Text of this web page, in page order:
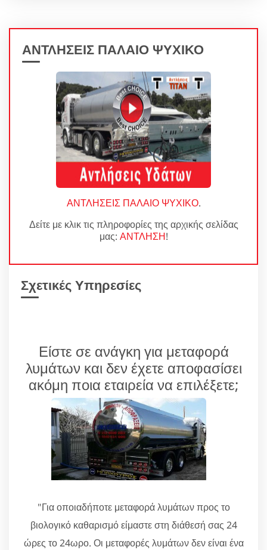
ΑΝΤΛΗΣΕΙΣ ΠΑΛΑΙΟ ΨΥΧΙΚΟ
ΑΝΤΛΗΣΕΙΣ ΠΑΛΑΙΟ ΨΥΧΙΚΟ.
Δείτε με κλικ τις πληροφορίες της αρχικής σελίδας
μας: ΑΝΤΛΗΣΗ!
Σχετικές Υπηρεσίες
Είστε σε ανάγκη για μεταφορά
λυμάτων και δεν έχετε αποφασίσει
ακόμη ποια εταιρεία να επιλέξετε;
"Για οποιαδήποτε μεταφορά λυμάτων προς το
βιολογικό καθαρισμό είμαστε στη διάθεσή σας 24
ώρες το 24ωρο. Οι μεταφορές λυμάτων δεν είναι ένα